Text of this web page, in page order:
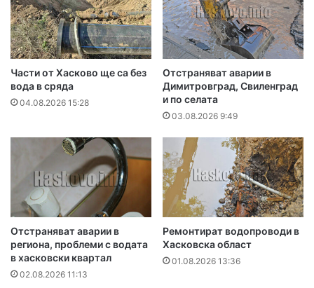
Части от Хасково ще са без
вода в сряда
04.08.2026 15:28
Отстраняват аварии в
Димитровград, Свиленград
и по селата
03.08.2026 9:49
Отстраняват аварии в
региона, проблеми с водата
в хасковски квартал
02.08.2026 11:13
Ремонтират водопроводи в
Хасковска област
01.08.2026 13:36